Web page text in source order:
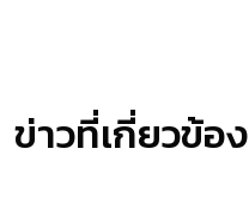
ข่าวที่เกี่ยวข้อง